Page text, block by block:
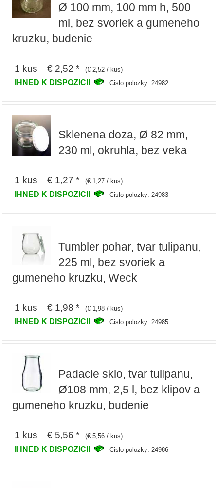
Ø 100 mm, 100 mm h, 500
ml, bez svoriek a gumeneho
kruzku, budenie
1 kus € 2,52 * (€ 2,52 / kus)
IHNED K DISPOZICII Cislo polozky: 24982
Sklenena doza, Ø 82 mm,
230 ml, okruhla, bez veka
1 kus € 1,27 * (€ 1,27 / kus)
IHNED K DISPOZICII Cislo polozky: 24983
Tumbler pohar, tvar tulipanu,
225 ml, bez svoriek a
gumeneho kruzku, Weck
1 kus € 1,98 * (€ 1,98 / kus)
IHNED K DISPOZICII Cislo polozky: 24985
Padacie sklo, tvar tulipanu,
Ø108 mm, 2,5 l, bez klipov a
gumeneho kruzku, budenie
1 kus € 5,56 * (€ 5,56 / kus)
IHNED K DISPOZICII Cislo polozky: 24986